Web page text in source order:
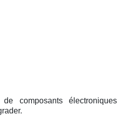
composants électroniques